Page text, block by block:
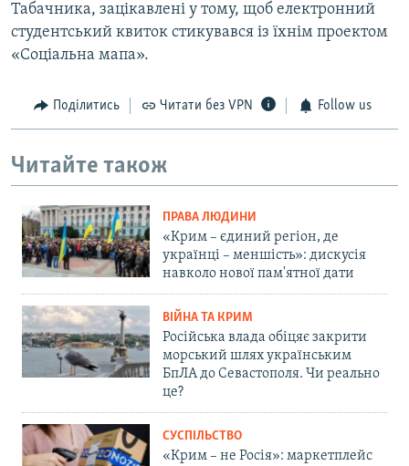
Табачника, зацікавлені у тому, щоб електронний
студентський квиток стикувався із їхнім проектом
«Соціальна мапа».
Поділитись Читати без VPN Follow us
Читайте також
ПРАВА ЛЮДИНИ
«Крим – єдиний регіон, де
українці – меншість»: дискусія
навколо нової пам'ятної дати
ВІЙНА ТА КРИМ
Російська влада обіцяє закрити
морський шлях українським
БпЛА до Севастополя. Чи реально
це?
СУСПІЛЬСТВО
«Крим – не Росія»: маркетплейс